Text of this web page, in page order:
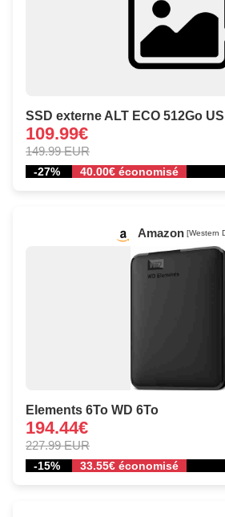
SSD externe ALT ECO 512Go
109.99€
149.99 EUR
-27% 40.00€ économisé
Amazon [Western
Elements 6To WD 6To
194.44€
227.99 EUR
-15% 33.55€ économisé